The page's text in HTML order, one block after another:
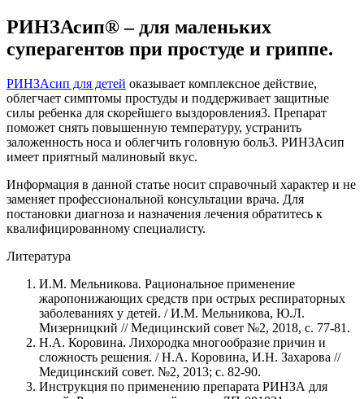
РИНЗАсип® – для маленьких
суперагентов при простуде и гриппе.
РИНЗАсип для детей оказывает комплексное действие,
облегчает симптомы простуды и поддерживает защитные
силы ребенка для скорейшего выздоровления3. Препарат
поможет снять повышенную температуру, устранить
заложенность носа и облегчить головную боль3. РИНЗАсип
имеет приятный малиновый вкус.
Информация в данной статье носит справочный характер и не
заменяет профессиональной консультации врача. Для
постановки диагноза и назначения лечения обратитесь к
квалифицированному специалисту.
Литература
И.М. Мельникова. Рациональное применение
жаропонижающих средств при острых респираторных
заболеваниях у детей. / И.М. Мельникова, Ю.Л.
Мизерницкий // Медицинский совет №2, 2018, с. 77-81.
Н.А. Коровина. Лихородка многообразие причин и
сложность решения. / Н.А. Коровина, И.Н. Захарова //
Медицинский совет. №2, 2013; с. 82-90.
Инструкция по применению препарата РИНЗА для